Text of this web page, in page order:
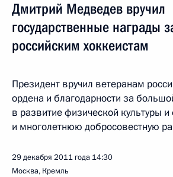
Дмитрий Медведев вручил
государственные награды
российским хоккеистам
Президент вручил ветеранам
ордена и благодарности за
в развитие физической культуры и
и многолетнюю добросовестную
29 декабря 2011 года 14:30
Москва, Кремль